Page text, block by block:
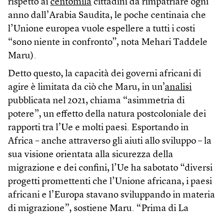
rispetto ai centomila cittadini da rimpatriare ogni
anno dall’Arabia Saudita, le poche centinaia che
l’Unione europea vuole espellere a tutti i costi
“sono niente in confronto”, nota Mehari Taddele
Maru).
Detto questo, la capacità dei governi africani di
agire è limitata da ciò che Maru, in un’analisi
pubblicata nel 2021, chiama “asimmetria di
potere”, un effetto della natura postcoloniale dei
rapporti tra l’Ue e molti paesi. Esportando in
Africa – anche attraverso gli aiuti allo sviluppo – la
sua visione orientata alla sicurezza della
migrazione e dei confini, l’Ue ha sabotato “diversi
progetti promettenti che l’Unione africana, i paesi
africani e l’Europa stavano sviluppando in materia
di migrazione”, sostiene Maru. “Prima di La